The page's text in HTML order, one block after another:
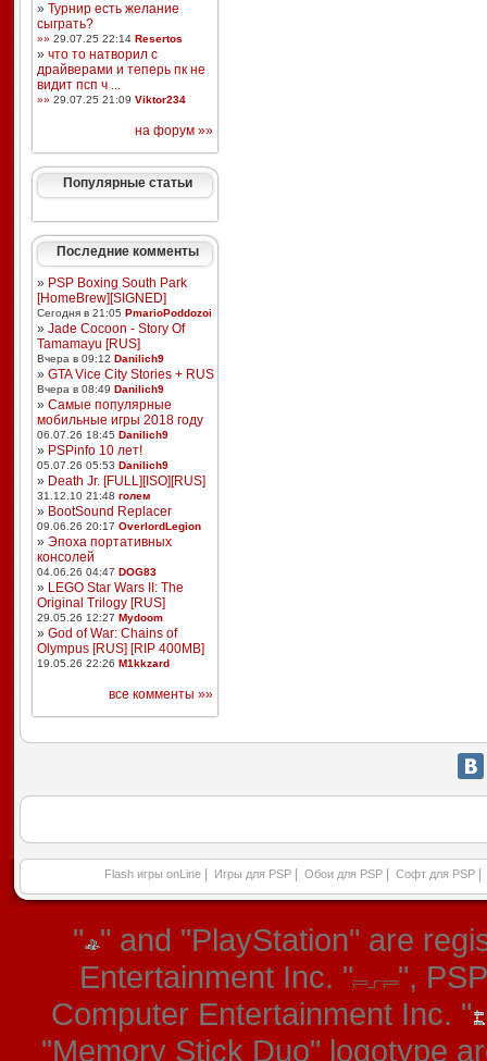
» Турнир есть желание
сыграть?
»» 29.07.25 22:14 Resertos
» что то натворил с
драйверами и теперь пк не
видит псп ч ...
»» 29.07.25 21:09 Viktor234
на форум »»
Популярные статьи
Последние комменты
» PSP Boxing South Park
[HomeBrew][SIGNED]
Сегодня в 21:05 PmarioPoddozoi
» Jade Cocoon - Story Of
Tamamayu [RUS]
Вчера в 09:12 Danilich9
» GTA Vice City Stories + RUS
Вчера в 08:49 Danilich9
» Самые популярные
мобильные игры 2018 году
06.07.26 18:45 Danilich9
» PSPinfo 10 лет!
05.07.26 05:53 Danilich9
» Death Jr. [FULL][ISO][RUS]
31.12.10 21:48 голем
» BootSound Replacer
09.06.26 20:17 OverlordLegion
» Эпоха портативных
консолей
04.06.26 04:47 DOG83
» LEGO Star Wars II: The
Original Trilogy [RUS]
29.05.26 12:27 Mydoom
» God of War: Chains of
Olympus [RUS] [RIP 400MB]
19.05.26 22:26 M1kkzard
все комменты »»
Flash игры onLine Игры для PSP Обои для PSP Софт для PSP
" " and "PlayStation" are
Entertainment Inc. "
",
Computer Entertainment Inc. "
"Memory Stick Duo" logotype